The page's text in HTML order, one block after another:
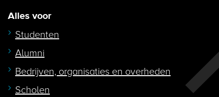
Alles voor
Studenten
Alumni
Bedrijven, organisaties en overheden
Scholen